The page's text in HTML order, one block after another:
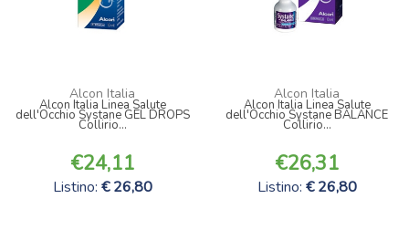
Alcon Italia
Alcon Italia Linea Salute
dell'Occhio Systane GEL DROPS
Collirio...
24,11
Listino: 26,80
Alcon Italia
Alcon Italia Linea Salute
dell'Occhio Systane BALANCE
Collirio...
26,31
Listino: 26,80